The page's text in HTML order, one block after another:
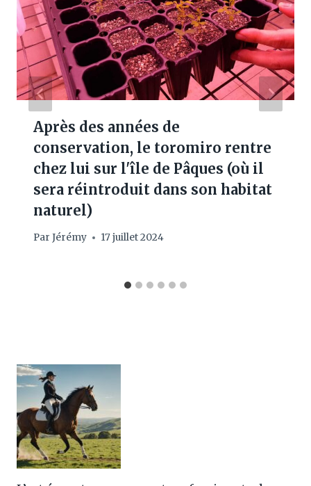
Après des années de
conservation, le toromiro rentre
chez lui sur l'île de Pâques (où il
sera réintroduit dans son habitat
naturel)
Par Jérémy 17 juillet 2024